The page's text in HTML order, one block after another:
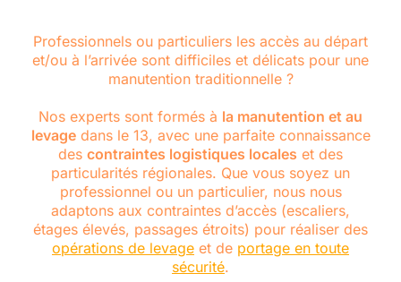
Professionnels ou particuliers les accès au départ
et/ou à l’arrivée sont difficiles et délicats pour une
manutention traditionnelle ?
Nos experts sont formés à la manutention et au
levagedans le 13, avec une parfaite connaissance
des contraintes logistiques locales et des
particularités régionales. Que vous soyez un
professionnel ou un particulier, nous nous
adaptons aux contraintes d’accès (escaliers,
étages élevés, passages étroits) pour réaliser des
opérations de levage et de portage en toute
sécurité.